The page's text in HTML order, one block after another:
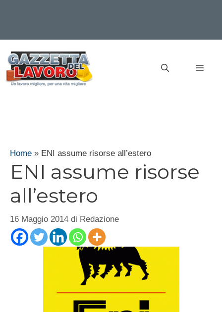
contenuto
Home » ENI assume risorse all’estero
ENI assume risorse
all’estero
16 Maggio 2014 di Redazione